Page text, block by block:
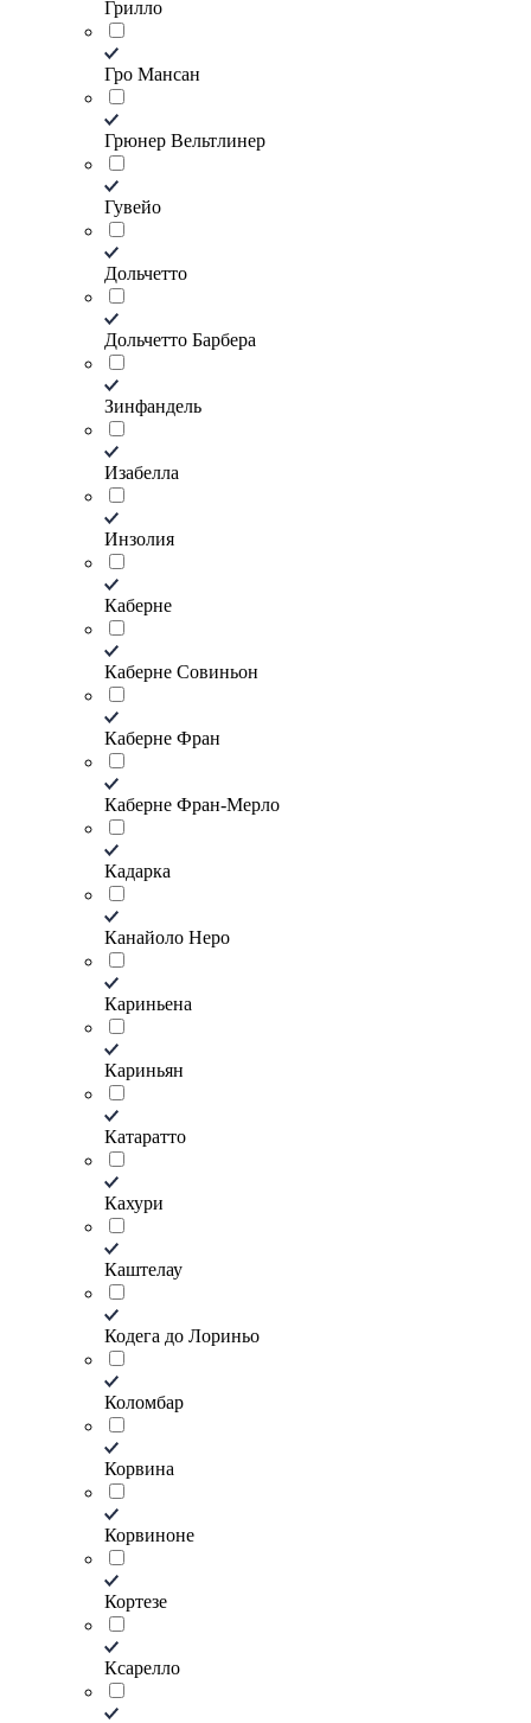
Грилло
Гро Мансан
Грюнер Вельтлинер
Гувейо
Дольчетто
Дольчетто Барбера
Зинфандель
Изабелла
Инзолия
Каберне
Каберне Совиньон
Каберне Фран
Каберне Фран-Мерло
Кадарка
Канайоло Неро
Кариньена
Кариньян
Катаратто
Кахури
Каштелау
Кодега до Лориньо
Коломбар
Корвина
Корвиноне
Кортезе
Ксарелло